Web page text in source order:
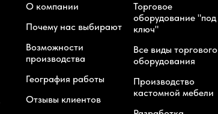
О компании
Почему нас выбирают
Возможности
производства
География работы
Отзывы клиентов
Торговое
оборудование "под
ключ"
Все виды торгового
оборудования
Производство
кастомной мебели